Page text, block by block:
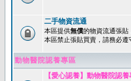
二手物資流通
本區提供無償的物資流通張貼
本區禁止張貼買賣，請務必遵
動物醫院認養專區
【愛心認養】動物醫院認